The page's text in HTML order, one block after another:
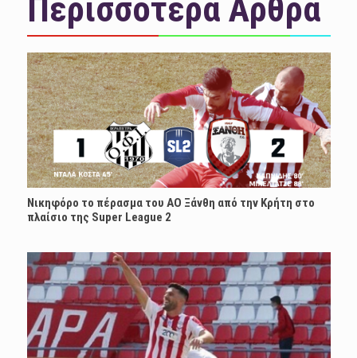
Περισσότερα Άρθρα
Νικηφόρο το πέρασμα του ΑΟ Ξάνθη από την Κρήτη στο
πλαίσιο της Super League 2